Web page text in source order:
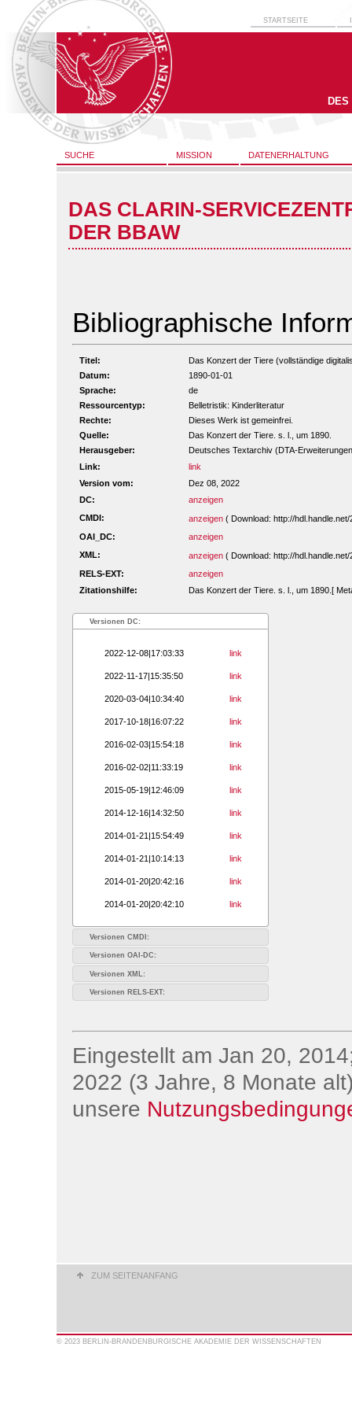
STARTSEITE
SUCHE MISSION DATENERHALTUNG
DAS CLARIN-
DER BBAW
Bibliographische
Titel:
Das Konzert der Tiere (vollständige
Datum:
1890-01-01
Sprache:
de
Ressourcentyp:
Belletristik: Kinderliteratur
Rechte:
Dieses Werk ist gemeinfrei.
Quelle:
Das Konzert der Tiere. s. l., um 1890.
Herausgeber:
Deutsches Textarchiv (DTA-
Link:
link
Version vom:
Dez 08, 2022
DC:
anzeigen
CMDI:
anzeigen ( Download: http://
OAI_DC:
anzeigen
XML:
anzeigen ( Download: http://
RELS-EXT:
anzeigen
Zitationshilfe:
Das Konzert der Tiere. s. l., um 1890.[
Versionen DC:
2022-12-08|17:03:33 link
2022-11-17|15:35:50 link
2020-03-04|10:34:40 link
2017-10-18|16:07:22 link
2016-02-03|15:54:18 link
2016-02-02|11:33:19 link
2015-05-19|12:46:09 link
2014-12-16|14:32:50 link
2014-01-21|15:54:49 link
2014-01-21|10:14:13 link
2014-01-20|20:42:16 link
2014-01-20|20:42:10 link
Versionen CMDI:
Versionen OAI-DC:
Versionen XML:
Versionen RELS-EXT:
Eingestellt am Jan 20,
2022 (3 Jahre, 8 Monate
unsere
ZUM SEITENANFANG
© 2023 BERLIN-BRANDENBURGISCHE AKADEMIE DER WISSENSCHAFTEN